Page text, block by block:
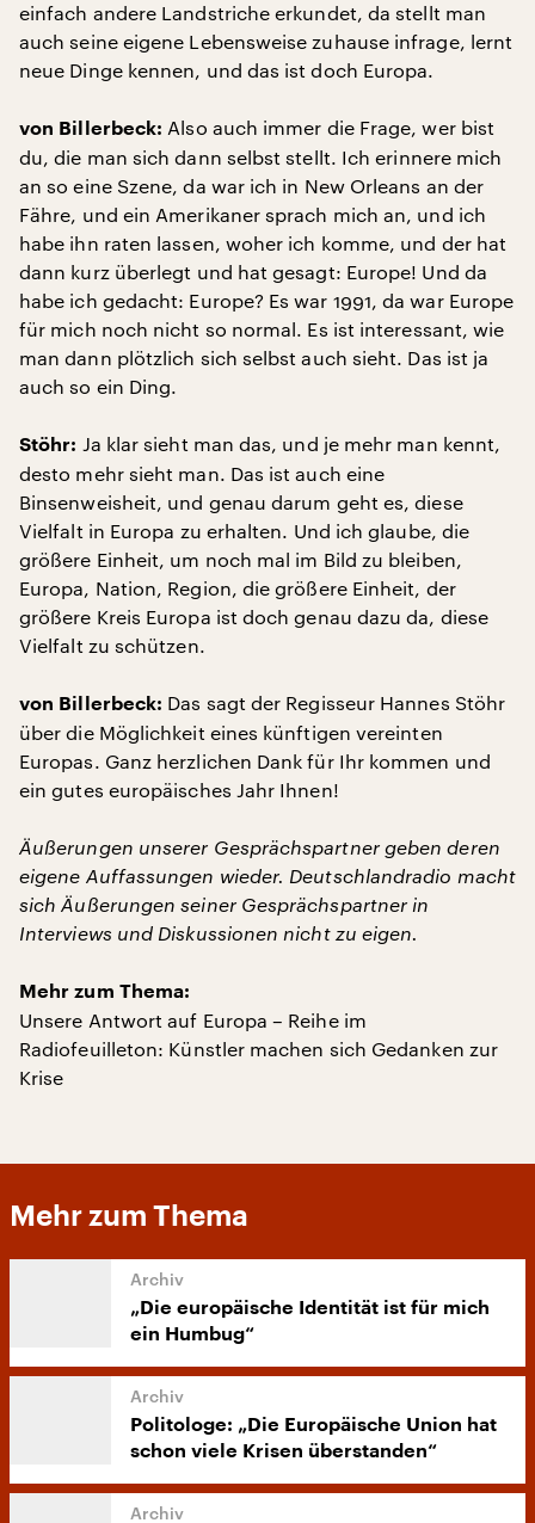
einfach andere Landstriche erkundet, da stellt man
auch seine eigene Lebensweise zuhause infrage, lernt
neue Dinge kennen, und das ist doch Europa.
von Billerbeck: Also auch immer die Frage, wer bist
du, die man sich dann selbst stellt. Ich erinnere mich
an so eine Szene, da war ich in New Orleans an der
Fähre, und ein Amerikaner sprach mich an, und ich
habe ihn raten lassen, woher ich komme, und der hat
dann kurz überlegt und hat gesagt: Europe! Und da
habe ich gedacht: Europe? Es war 1991, da war Europe
für mich noch nicht so normal. Es ist interessant, wie
man dann plötzlich sich selbst auch sieht. Das ist ja
auch so ein Ding.
Stöhr: Ja klar sieht man das, und je mehr man kennt,
desto mehr sieht man. Das ist auch eine
Binsenweisheit, und genau darum geht es, diese
Vielfalt in Europa zu erhalten. Und ich glaube, die
größere Einheit, um noch mal im Bild zu bleiben,
Europa, Nation, Region, die größere Einheit, der
größere Kreis Europa ist doch genau dazu da, diese
Vielfalt zu schützen.
von Billerbeck: Das sagt der Regisseur Hannes Stöhr
über die Möglichkeit eines künftigen vereinten
Europas. Ganz herzlichen Dank für Ihr kommen und
ein gutes europäisches Jahr Ihnen!
Äußerungen unserer Gesprächspartner geben deren
eigene Auffassungen wieder. Deutschlandradio macht
sich Äußerungen seiner Gesprächspartner in
Interviews und Diskussionen nicht zu eigen.
Mehr zum Thema:
Unsere Antwort auf Europa – Reihe im
Radiofeuilleton: Künstler machen sich Gedanken zur
Krise
Mehr zum Thema
„Die europäische Identität ist für mich
ein Humbug“
Politologe: „Die Europäische Union hat
schon viele Krisen überstanden“